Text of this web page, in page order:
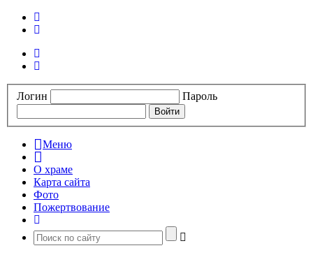
Логин Пароль
Меню
О храме
Карта сайта
Фото
Пожертвование